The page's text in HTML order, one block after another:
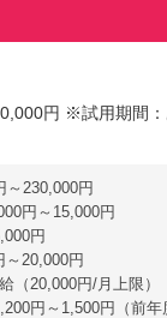
円 ※試用期間
～230,000円
円～15,000円
円
～20,000円
（20,000円/月上限）
円～1,500円（前年